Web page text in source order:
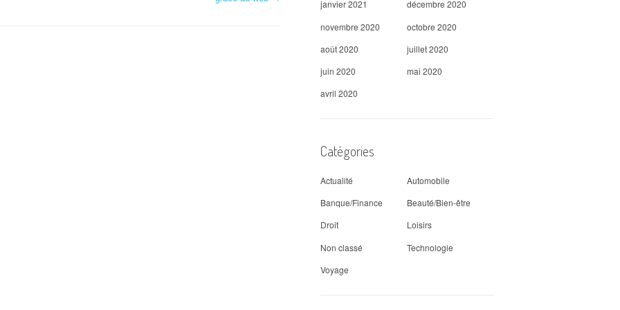
janvier 2021
décembre 2020
novembre 2020
octobre 2020
août 2020
juillet 2020
juin 2020
mai 2020
avril 2020
Catégories
Actualité
Automobile
Banque/Finance
Beauté/Bien-être
Droit
Loisirs
Non classé
Technologie
Voyage